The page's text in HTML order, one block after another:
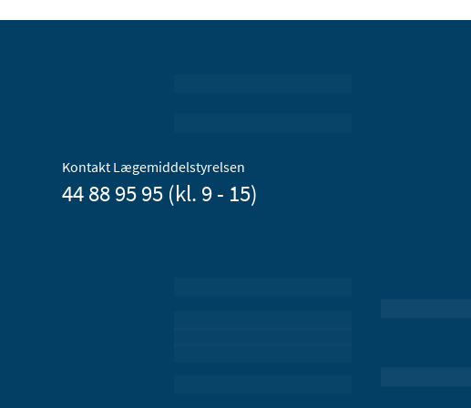
Kontakt Lægemiddelstyrelsen
44 88 95 95 (kl. 9 - 15)